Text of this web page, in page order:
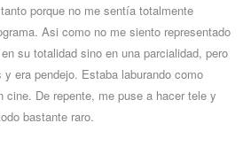
porque no me sentía totalmente
Asi como no me siento representado
su totalidad sino en una parcialidad, pero
era pendejo. Estaba laburando como
cine. De repente, me puse a hacer tele y
bastante raro.